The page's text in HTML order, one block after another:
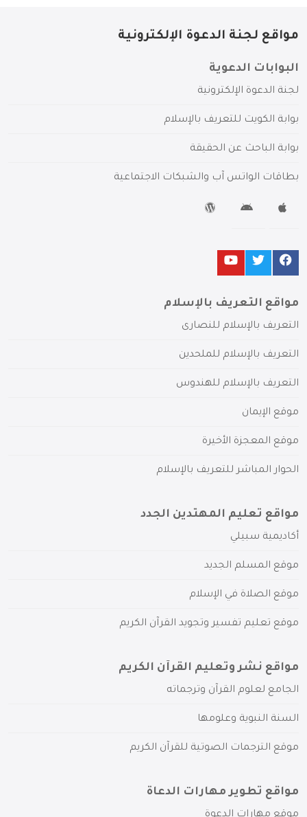
مواقع لجنة الدعوة الإلكترونية
البوابات الدعوية
لجنة الدعوة الإلكترونية
بوابة الكويت للتعريف بالإسلام
بوابة الباحث عن الحقيقة
بطاقات الواتس آب والشبكات الاجتماعية
مواقع التعريف بالإسلام
التعريف بالإسلام للنصارى
التعريف بالإسلام للملحدين
التعريف بالإسلام للهندوس
موقع الإيمان
موقع المعجزة الأخيرة
الحوار المباشر للتعريف بالإسلام
مواقع تعليم المهتدين الجدد
أكاديمية سبيلي
موقع المسلم الجديد
موقع الصلاة في الإسلام
موقع تعليم تفسير وتجويد القرآن الكريم
مواقع نشر وتعليم القرآن الكريم
الجامع لعلوم القرآن وترجماته
السنة النبوية وعلومها
موقع الترجمات الصوتية للقرآن الكريم
مواقع تطوير مهارات الدعاة